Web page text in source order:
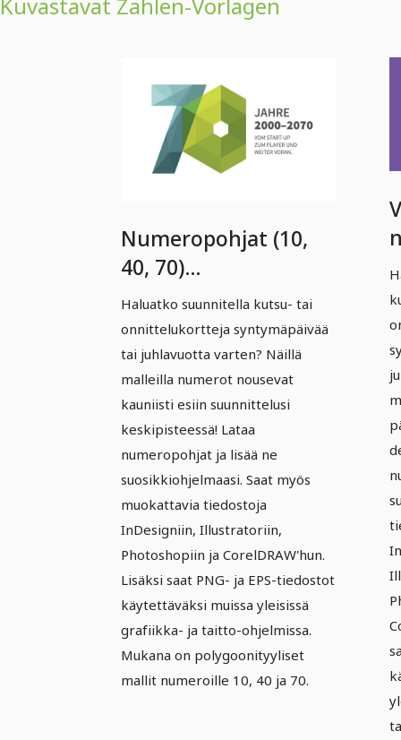
Kuvastavat Zahlen-Vorlagen
Numeropohjat (10,
40, 70)
syntymäpäivään ja
juhlapäivään
polygonityylillä.
Haluatko suunnitella kutsu- tai
onnittelukortteja syntymäpäivää
tai juhlavuotta varten? Näillä
malleilla numerot nousevat
kauniisti esiin suunnittelusi
keskipisteessä! Lataa
numeropohjat ja lisää ne
suosikkiohjelmaasi. Saat myös
muokattavia tiedostoja
InDesigniin, Illustratoriin,
Photoshopiin ja CorelDRAW'hun.
Lisäksi saat PNG- ja EPS-tiedostot
käytettäväksi muissa yleisissä
grafiikka- ja taitto-ohjelmissa.
Mukana on polygoonityyliset
mallit numeroille 10, 40 ja 70.